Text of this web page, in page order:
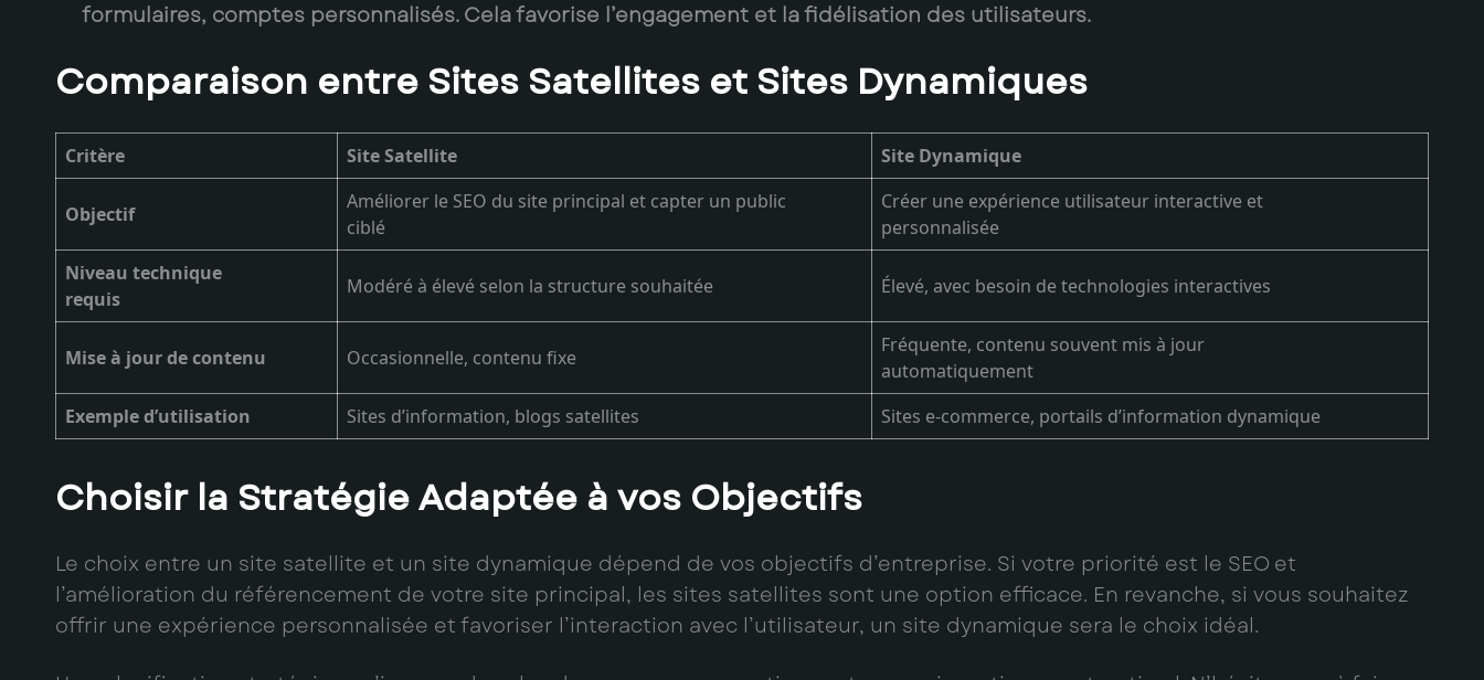
formulaires, comptes personnalisés. Cela favorise l’engagement et la fidélisation des utilisateurs.
Comparaison entre Sites Satellites et Sites Dynamiques
Critère Site Satellite Site Dynamique
Objectif
Améliorer le SEO du site principal et capter un public
ciblé
Créer une expérience utilisateur interactive et
personnalisée
Niveau technique
requis
Modéré à élevé selon la structure souhaitée Élevé, avec besoin de technologies interactives
Mise à jour de contenu Occasionnelle, contenu fixe
Fréquente, contenu souvent mis à jour
automatiquement
Exemple d’utilisation
Sites d’information, blogs satellites Sites e-commerce, portails d’information dynamique
Choisir la Stratégie Adaptée à vos Objectifs
Le choix entre un site satellite et un site dynamique dépend de vos objectifs d’entreprise. Si votre priorité est le SEO et
l’amélioration du référencement de votre site principal, les sites satellites sont une option efficace. En revanche, si vous souhaitez
offrir une expérience personnalisée et favoriser l’interaction avec l’utilisateur, un site dynamique sera le choix idéal.